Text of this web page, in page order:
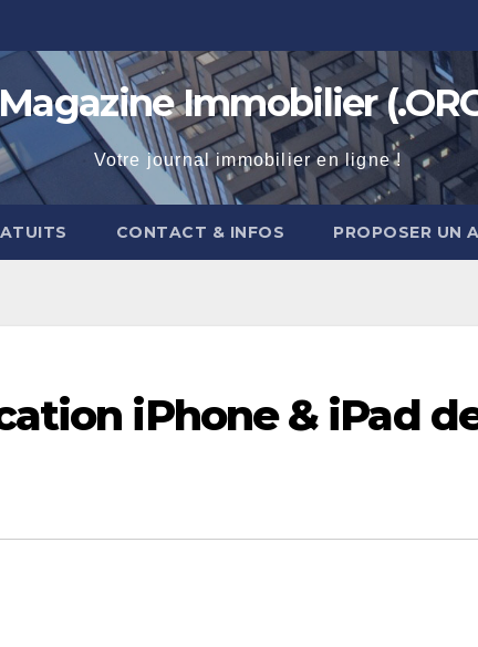
Magazine Immobilier
Votre journal immobilier en ligne !
CONTACT & INFOS PROPOSER UN
iPhone & iPad